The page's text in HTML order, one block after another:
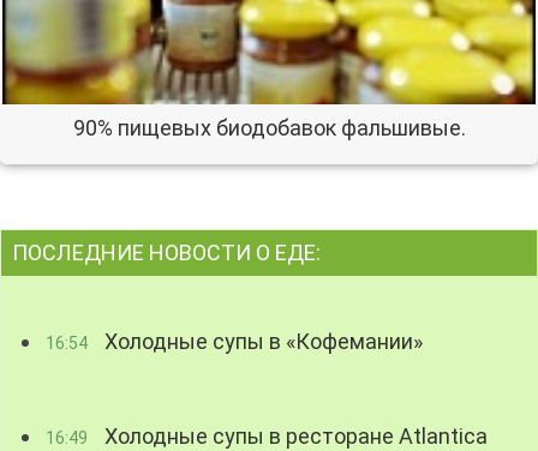
90% пищевых биодобавок фальшивые.
ПОСЛЕДНИЕ НОВОСТИ О ЕДЕ:
16:54 Холодные супы в «Кофемании»
16:49 Холодные супы в ресторане Atlantica